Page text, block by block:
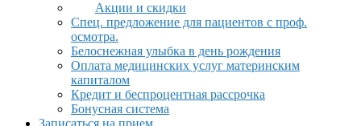
Акции и скидки
Спец. предложение для пациентов с проф.
осмотра.
Белоснежная улыбка в день рождения
Оплата медицинских услуг материнским
капиталом
Кредит и беспроцентная рассрочка
Бонусная система
Записаться на прием